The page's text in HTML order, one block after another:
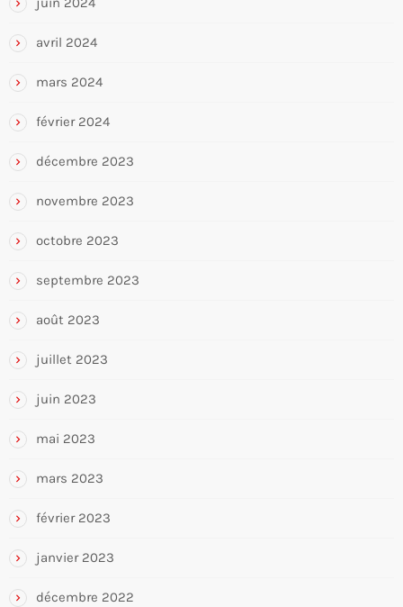
avril 2024
mars 2024
février 2024
décembre 2023
novembre 2023
octobre 2023
septembre 2023
août 2023
juillet 2023
juin 2023
mai 2023
mars 2023
février 2023
janvier 2023
décembre 2022